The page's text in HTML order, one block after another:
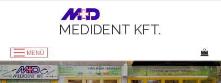
MEDIDENT KFT.
MENÜ